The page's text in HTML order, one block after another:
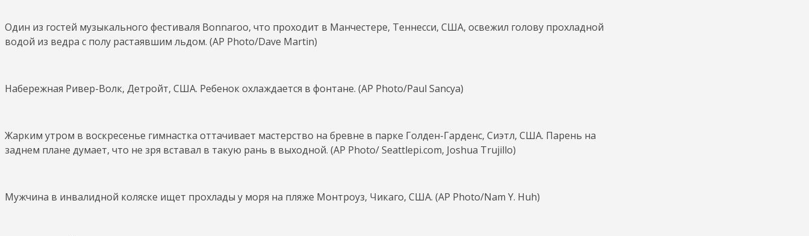
Один из гостей музыкального фестиваля Bonnaroo, что проходит в Манчестере, Теннесси, США, освежил голову прохладной
водой из ведра с полу растаявшим льдом. (AP Photo/Dave Martin)
Набережная Ривер-Волк, Детройт, США. Ребенок охлаждается в фонтане. (AP Photo/Paul Sancya)
Жарким утром в воскресенье гимнастка оттачивает мастерство на бревне в парке Голден-Гарденс, Сиэтл, США. Парень на
заднем плане думает, что не зря вставал в такую рань в выходной. (AP Photo/ Seattlepi.com, Joshua Trujillo)
Мужчина в инвалидной коляске ищет прохлады у моря на пляже Монтроуз, Чикаго, США. (AP Photo/Nam Y. Huh)